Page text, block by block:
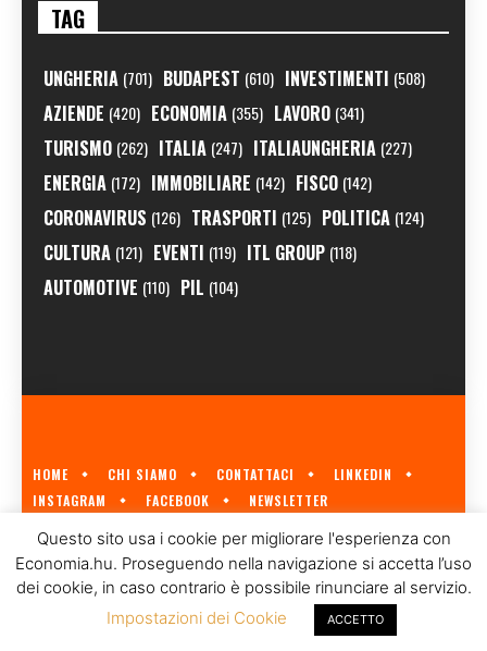
TAG
UNGHERIA (701) BUDAPEST (610) INVESTIMENTI (508)
AZIENDE (420) ECONOMIA (355) LAVORO (341)
TURISMO (262) ITALIA (247) ITALIAUNGHERIA (227)
ENERGIA (172) IMMOBILIARE (142) FISCO (142)
CORONAVIRUS (126) TRASPORTI (125) POLITICA (124)
CULTURA (121) EVENTI (119) ITL GROUP (118)
AUTOMOTIVE (110) PIL (104)
HOME CHI SIAMO CONTATTACI
LINKEDIN
INSTAGRAM
FACEBOOK NEWSLETTER
ECONOMIA.HU È IL PRIMO GIORNALE ITALIANO SULL'ECONOMIA UNGHERESE
A CURA DIITL GROUP© 2023
Questo sito usa i cookie per migliorare l'esperienza con
Economia.hu. Proseguendo nella navigazione si accetta l’uso
dei cookie, in caso contrario è possibile rinunciare al servizio.
Impostazioni dei Cookie
ACCETTO